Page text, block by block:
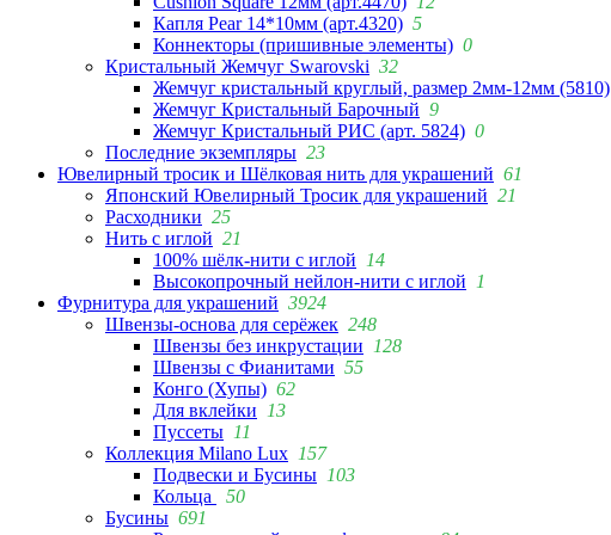
Капля Pear 14*10мм (арт.4320) 5
Коннекторы (пришивные элементы) 0
Кристальный Жемчуг Swarovski 32
Жемчуг кристальный круглый, размер 2мм-12мм (5810)
Жемчуг Кристальный Барочный 9
Жемчуг Кристальный РИС (арт. 5824) 0
Последние экземпляры 23
Ювелирный тросик и Шёлковая нить для украшений 61
Японский Ювелирный Тросик для украшений 21
Расходники 25
Нить с иглой 21
100% шёлк-нити с иглой
14
Высокопрочный нейлон-нити с иглой
1
Фурнитура для украшений 3924
Швензы-основа для серёжек 248
Швензы без инкрустации
128
Швензы с Фианитами 55
Конго (Хупы) 62
Для вклейки
13
Пуссеты 11
Коллекция Milano Lux 157
Подвески и Бусины 103
Кольца
50
Бусины 691